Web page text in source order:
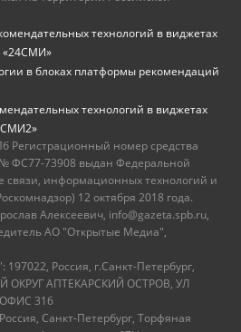
технологий в виджетах
«24СМИ»
в блоках платформы рекомендаций
технологий в виджетах
Регистрационный номер средства
ФС77-73908 выдан Федеральной
связи, информационных технологий и
12 октября 2018 года.
Алексеевич, info@gazeta.spb.ru,
АО "Открытые Медиа",
Россия, г.Санкт-Петербург,
АПТЕКАРСКИЙ ОСТРОВ, УЛ
316
Санкт-Петербург, Торфяная